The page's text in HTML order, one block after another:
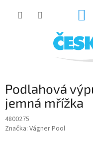
Podlahová
jemná mřížka
4800275
Značka: Vágner Pool